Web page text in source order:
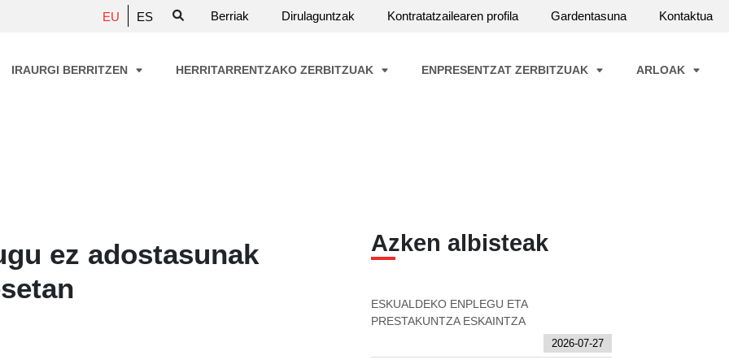
EU ES Berriak Dirulaguntzak Kontratatzailearen profila Gardentasuna Kontaktua
IRAURGI BERRITZEN HERRITARRENTZAKO ZERBITZUAK ENPRESENTZAT ZERBITZUAK ARLOAK
ez adostasunak
Azken albisteak
ESKUALDEKO ENPLEGU ETA
PRESTAKUNTZA ESKAINTZA
2026-07-27